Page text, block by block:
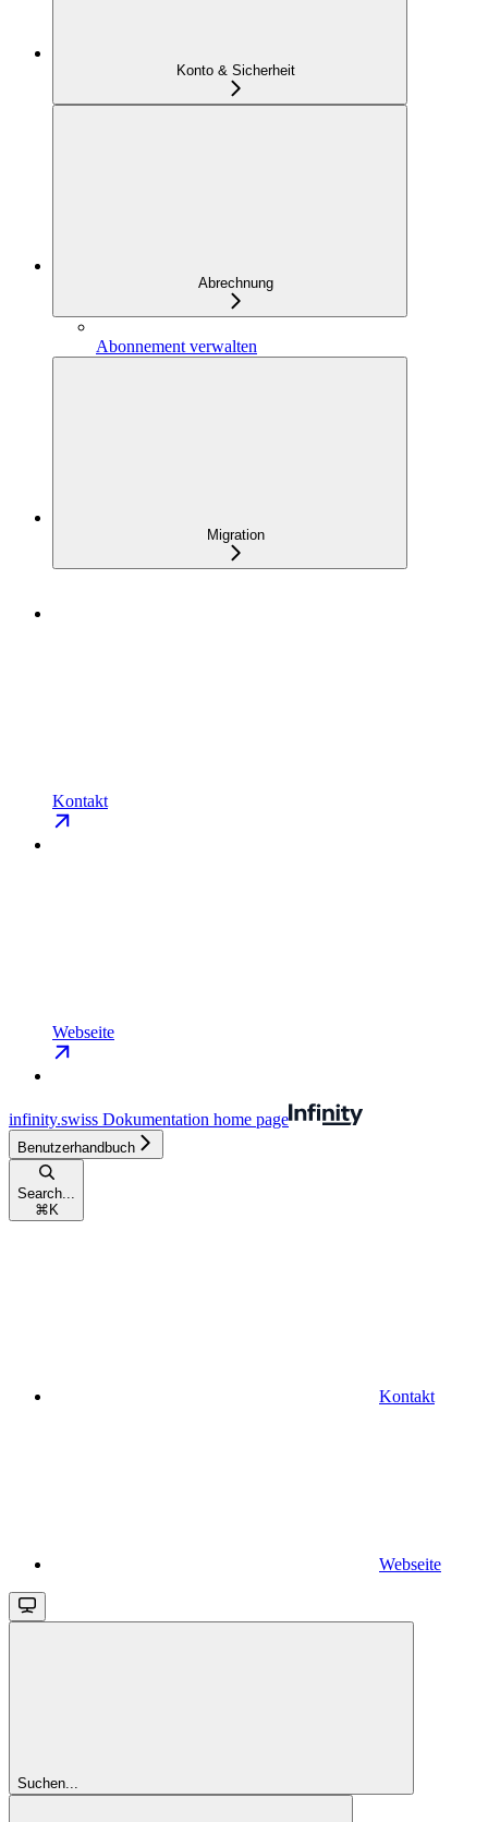
Konto & Sicherheit
Abrechnung
Abonnement verwalten
Migration
Kontakt
Webseite
infinity.swiss Dokumentation home page
Benutzerhandbuch
Search...
⌘ K
Kontakt
Webseite
Suchen...